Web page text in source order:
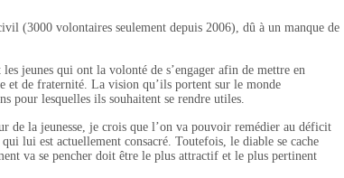
(3000 volontaires seulement depuis 2006), dû à un manque de
jeunes qui ont la volonté de s’engager afin de mettre en
et de fraternité. La vision qu’ils portent sur le monde
pour lesquelles ils souhaitent se rendre utiles.
de la jeunesse, je crois que l’on va pouvoir remédier au déficit
lui est actuellement consacré. Toutefois, le diable se cache
va se pencher doit être le plus attractif et le plus pertinent